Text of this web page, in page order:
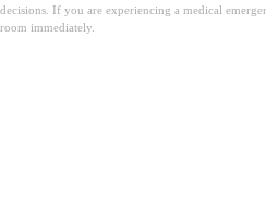
decisions. If you are experiencing a medical
room immediately.